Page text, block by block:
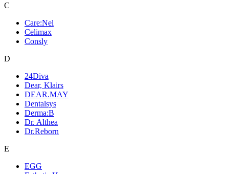
C
Care:Nel
Celimax
Consly
D
24Diva
Dear, Klairs
DEAR.MAY
Dentalsys
Derma:B
Dr. Althea
Dr.Reborn
E
EGG